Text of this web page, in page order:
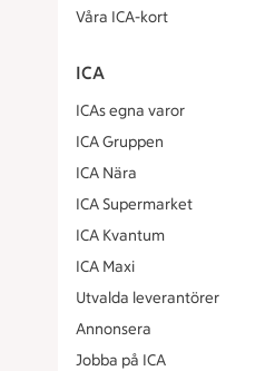
Våra ICA-kort
ICA
ICAs egna varor
ICA Gruppen
ICA Nära
ICA Supermarket
ICA Kvantum
ICA Maxi
Utvalda leverantörer
Annonsera
Jobba på ICA